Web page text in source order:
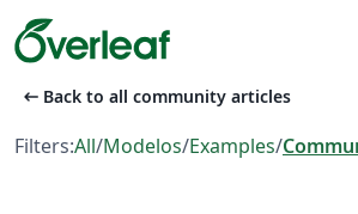
arrow_left_alt Back to all community articles
Filters:All/Modelos/Examples/